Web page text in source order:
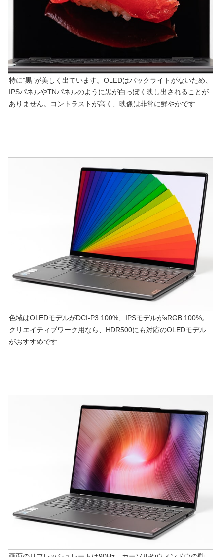
特に”黒”が美しく出ています。OLEDはバックライトがないため、
IPSパネルやTNパネルのように黒が白っぽく映し出されることが
ありません。コントラストが高く、映像は非常に鮮やかです
色域はOLEDモデルがDCI-P3 100%、IPSモデルがsRGB 100%。
クリエイティブワーク用なら、HDR500にも対応のOLEDモデル
がおすすめです